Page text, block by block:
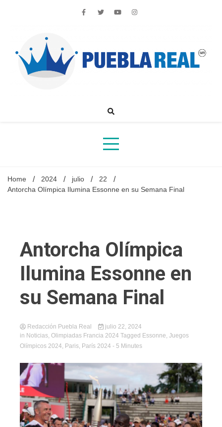
Noticias de actualidad de Puebla, México y el mundo
Home 2024 julio
22
Antorcha Olímpica Ilumina Essonne en su Semana Final
Antorcha Olímpica
Ilumina Essonne en
su Semana Final
Redacción Puebla Real
julio 22, 2024
in Noticias, Olimpiadas Francia 2024 Tagged Essonne, Juegos
Olímpicos 2024, Paris, París 2024 - 5 Minutes